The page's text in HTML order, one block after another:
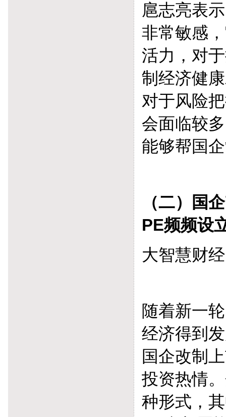
扈志亮表
非常敏感
活力，对
制经济健
对于风险
会面临较
能够帮国
（二）国
PE频频设
大智慧财
随着新一
经济得到
国企改制
投资热情
种形式，